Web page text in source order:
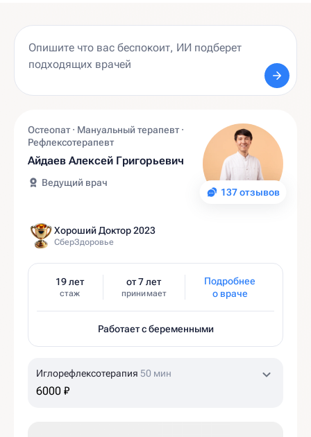
137 отзывов
Остеопат · Мануальный терапевт ·
Рефлексотерапевт
Айдаев Алексей Григорьевич
Ведущий врач
Хороший Доктор 2023
СберЗдоровье
19 лет
стаж
от 7 лет
принимает
Подробнее
о враче
Работает с беременными
Иглорефлексотерапия 50 мин
6000 ₽